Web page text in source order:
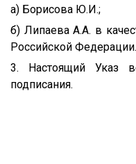
а) Борисова Ю.И.;
б) Липаева А.А. в
Российской Федерации.
3. Настоящий Указ
подписания.